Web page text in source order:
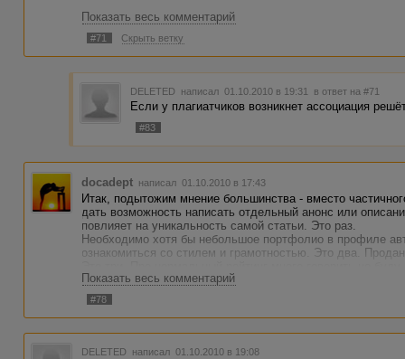
Показать весь комментарий
#71 Скрыть ветку
DELETED написал 01.10.2010 в 19:31 в ответ на #71
Если у плагиатчиков возникнет ассоциация
#83
docadept написал 01.10.2010 в 17:43
Итак, подытожим мнение большинства - вместо
дать возможность написать отдельный анонс или
повлияет на уникальность самой статьи. Это раз.
Необходимо хотя бы небольшое портфолио в профиле
ознакомиться со стилем и грамотностью. Это два.
Показать весь комментарий
#78
DELETED написал 01.10.2010 в 19:08